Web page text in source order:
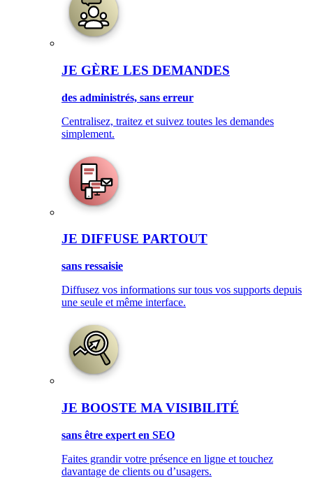
JE GÈRE LES DEMANDES
des administrés, sans erreur
Centralisez, traitez et suivez toutes les demandes
simplement.
JE DIFFUSE PARTOUT
sans ressaisie
Diffusez vos informations sur tous vos supports depuis
une seule et même interface.
JE BOOSTE MA VISIBILITÉ
sans être expert en SEO
Faites grandir votre présence en ligne et touchez
davantage de clients ou d’usagers.